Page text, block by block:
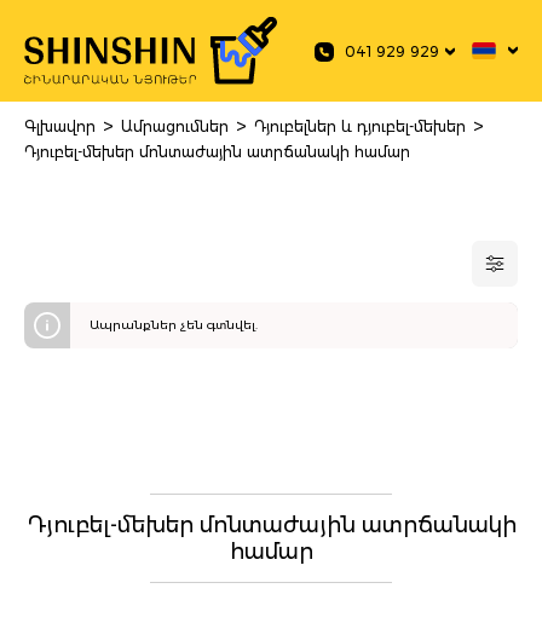
041 929 929
Գլխավոր > Ամրացումներ > Դյուբելներ և դյուբել-մեխեր >
Դյուբել-մեխեր մոնտաժային ատրճանակի համար
Ապրանքներ չեն գտնվել.
Դյուբել-մեխեր մոնտաժային ատրճանակի
համար